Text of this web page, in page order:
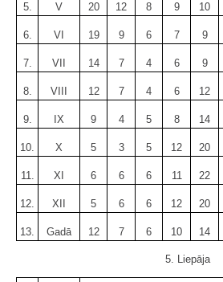
5. V 20 12 8 9 10
6. VI 19 9 6 7 9
7. VII 14 7 4 6 9
8. VIII 12 7 4 6 12
9. IX 9 4 5 8 14
10. X 5 3 5 12 20
11. XI 6 6 6 11 22
12. XII 5 6 6 12 20
13. Gadā 12 7 6 10 14
5. Liepāja